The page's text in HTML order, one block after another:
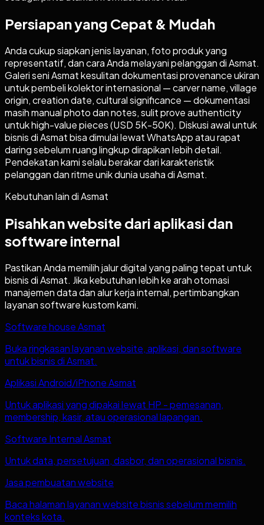
Persiapan yang Cepat & Mudah
Anda cukup siapkan jenis layanan, foto produk yang
representatif, dan cara Anda melayani pelanggan di Asmat.
Galeri seni Asmat kesulitan dokumentasi provenance ukiran
untuk pembeli kolektor internasional — carver name, village
origin, creation date, cultural significance — dokumentasi
masih manual photo dan notes, sulit prove authenticity
untuk high-value pieces (USD 5K-50K). Diskusi awal untuk
bisnis di Asmat bisa dimulai lewat WhatsApp atau rapat
daring sebelum ruang lingkup dirapikan lebih detail.
Pendekatan kami selalu berakar dari karakteristik
pelanggan dan ritme unik dunia usaha di Asmat.
Kebutuhan lain diAsmat
Pisahkan website dari aplikasi dan
software internal
Pastikan Anda memilih jalur digital yang paling tepat untuk
bisnis diAsmat. Jika kebutuhan lebih ke arah otomasi
manajemen data dan alur kerja internal, pertimbangkan
layanan software kustom kami.
Software house Asmat
Buka ringkasan layanan website, aplikasi, dan software
untuk bisnis di Asmat.
Aplikasi Android/iPhone Asmat
Untuk aplikasi yang dipakai lewat HP - pemesanan,
membership, kasir, atau operasional lapangan.
Software Internal Asmat
Untuk data, persetujuan, dasbor, dan operasional bisnis.
Jasa pembuatan website
Baca halaman layanan website bisnis sebelum memilih
konteks kota.